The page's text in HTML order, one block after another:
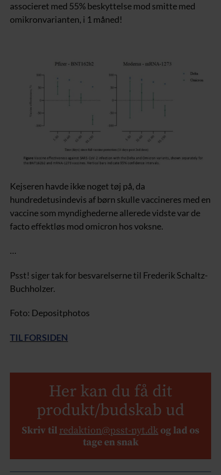
associeret med 55% beskyttelse mod smitte med
omikronvarianten, i 1 måned!
Kejseren havde ikke noget tøj på, da
hundredetusindevis af børn skulle vaccineres med en
vaccine som myndighederne allerede vidste var de
facto effektløs mod omicron hos voksne.
…
Psst! siger tak for besvarelserne til Frederik Schaltz-
Buchholzer.
Foto: Depositphotos
TIL FORSIDEN
Her kan du få dit
produkt/budskab ud
Skriv til redaktion@psst-nyt.dk og lad os
tage en snak